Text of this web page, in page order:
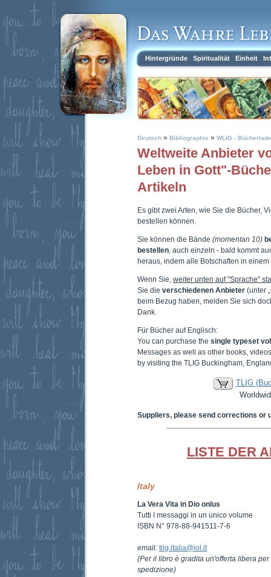
Hintergründe Spiritualität Einheit
Deutsch » Bibliographie » WLIG -
Weltweite Anbieter
Leben in Gott"-
Artikeln
Es gibt zwei Arten, wie Sie die Bücher,
bestellen können.
Sie können die Bände (momentan 10)
bestellen , auch einzeln - bald kommt
heraus, indem alle Botschaften in
Wenn Sie, weiter unten auf "Sprache"
Sie die verschiedenen Anbieter (unter
beim Bezug haben, melden Sie sich
Dank.
Für Bücher auf Englisch:
You can purchase the single typeset
Messages as well as other books,
by visiting the TLIG Buckingham,
TLIG
Suppliers, please send corrections or
LISTE DER
Italy
La Vera Vita in Dio onlus
Tutti I messaggi in un unico volume
ISBN N° 978-88-941511-7-6
email: tlig.italia@iol.it
(Per il libro è gradita un'offerta libera
spedizione)